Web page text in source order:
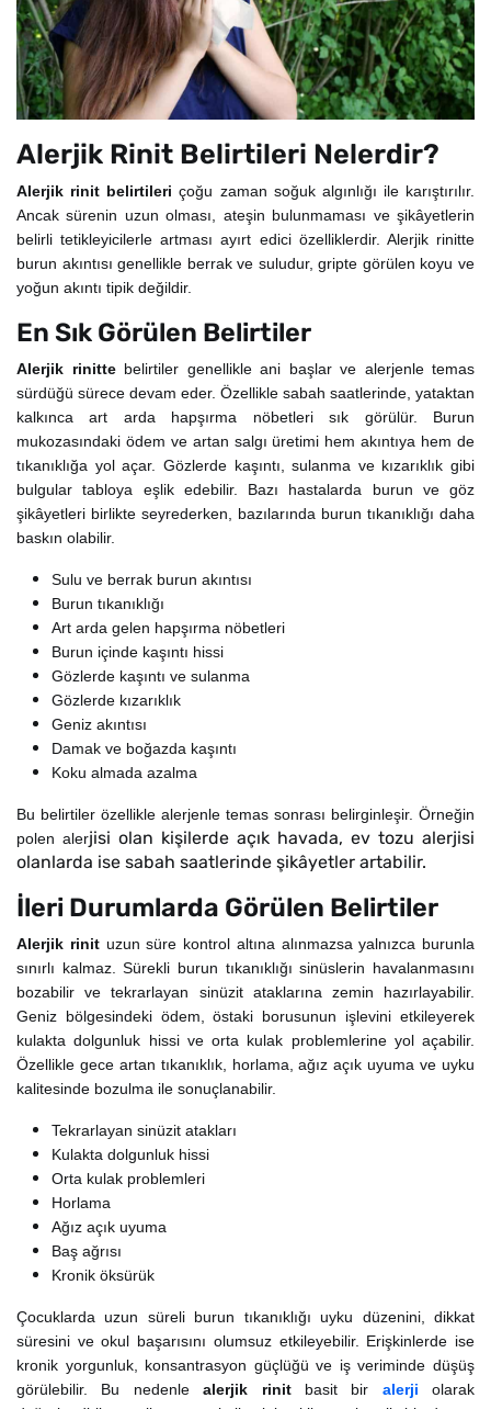
Alerjik Rinit Belirtileri Nelerdir?
Alerjik rinit belirtileri çoğu zaman soğuk algınlığı ile karıştırılır.
Ancak sürenin uzun olması, ateşin bulunmaması ve şikâyetlerin
belirli tetikleyicilerle artması ayırt edici özelliklerdir. Alerjik rinitte
burun akıntısı genellikle berrak ve suludur, gripte görülen koyu ve
yoğun akıntı tipik değildir.
En Sık Görülen Belirtiler
Alerjik rinittebelirtiler genellikle ani başlar ve alerjenle temas
sürdüğü sürece devam eder. Özellikle sabah saatlerinde, yataktan
kalkınca art arda hapşırma nöbetleri sık görülür. Burun
mukozasındaki ödem ve artan salgı üretimi hem akıntıya hem de
tıkanıklığa yol açar. Gözlerde kaşıntı, sulanma ve kızarıklık gibi
bulgular tabloya eşlik edebilir. Bazı hastalarda burun ve göz
şikâyetleri birlikte seyrederken, bazılarında burun tıkanıklığı daha
baskın olabilir.
Sulu ve berrak burun akıntısı
Burun tıkanıklığı
Art arda gelen hapşırma nöbetleri
Burun içinde kaşıntı hissi
Gözlerde kaşıntı ve sulanma
Gözlerde kızarıklık
Geniz akıntısı
Damak ve boğazda kaşıntı
Koku almada azalma
Bu belirtiler özellikle alerjenle temas sonrası belirginleşir. Örneğin
polen alerjisi olan kişilerde açık havada, ev tozu alerjisi
olanlarda ise sabah saatlerinde şikâyetler artabilir.
İleri Durumlarda Görülen Belirtiler
Alerjik rinituzun süre kontrol altına alınmazsa yalnızca burunla
sınırlı kalmaz. Sürekli burun tıkanıklığı sinüslerin havalanmasını
bozabilir ve tekrarlayan sinüzit ataklarına zemin hazırlayabilir.
Geniz bölgesindeki ödem, östaki borusunun işlevini etkileyerek
kulakta dolgunluk hissi ve orta kulak problemlerine yol açabilir.
Özellikle gece artan tıkanıklık, horlama, ağız açık uyuma ve uyku
kalitesinde bozulma ile sonuçlanabilir.
Tekrarlayan sinüzit atakları
Kulakta dolgunluk hissi
Orta kulak problemleri
Horlama
Ağız açık uyuma
Baş ağrısı
Kronik öksürük
Çocuklarda uzun süreli burun tıkanıklığı uyku düzenini, dikkat
süresini ve okul başarısını olumsuz etkileyebilir. Erişkinlerde ise
kronik yorgunluk, konsantrasyon güçlüğü ve iş veriminde düşüş
görülebilir. Bu nedenlealerjik rinitbasit bir alerji olarak